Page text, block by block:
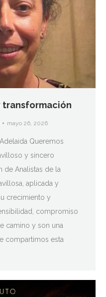
transformación
mayo 26, 2026
Queremos
y sincero
de Analistas de la
aplicada y
crecimiento y
compromiso
camino y son una
compartimos esta